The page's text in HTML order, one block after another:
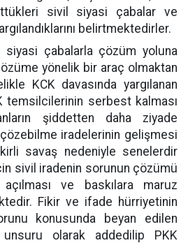
sivil siyasi çabalar ve
belirtmektedirler.
çabalarla çözüm yoluna
yönelik bir araç olmaktan
KCK davasında yargılanan
temsilcilerinin serbest kalması
şiddetten daha ziyade
iradelerinin gelişmesi
savaş nedeniyle senelerdir
sivil iradenin sorunun çözümü
ve baskılara maruz
Fikir ve ifade hürriyetinin
konusunda beyan edilen
olarak addedilip PKK